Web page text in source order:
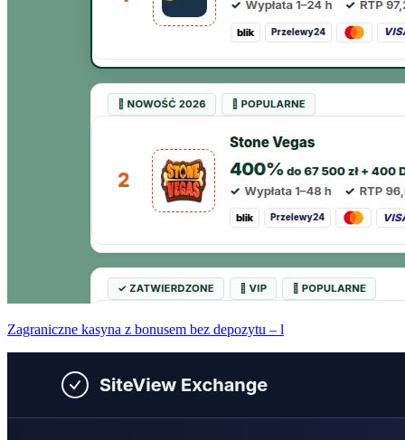
Zagraniczne kasyna z bonusem bez depozytu – l